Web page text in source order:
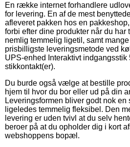
En række internet forhandlere
for levering. En af de mest
afleveret pakken hos en
forbi efter dine produkter når du har
nemlig temmelig ligetil, samt
prisbilligste leveringsmetode ved
UPS-enhed Interaktivt indgangsstik
stikkontakt(er).
Du burde også vælge at bestille
hjem til hvor du bor eller ud på din
Leveringsformen bliver godt nok en
ligeledes temmelig fleksibel. Den
levering er uden tvivl at du selv
beroer på at du opholder dig i kort
webshoppens bopæl.